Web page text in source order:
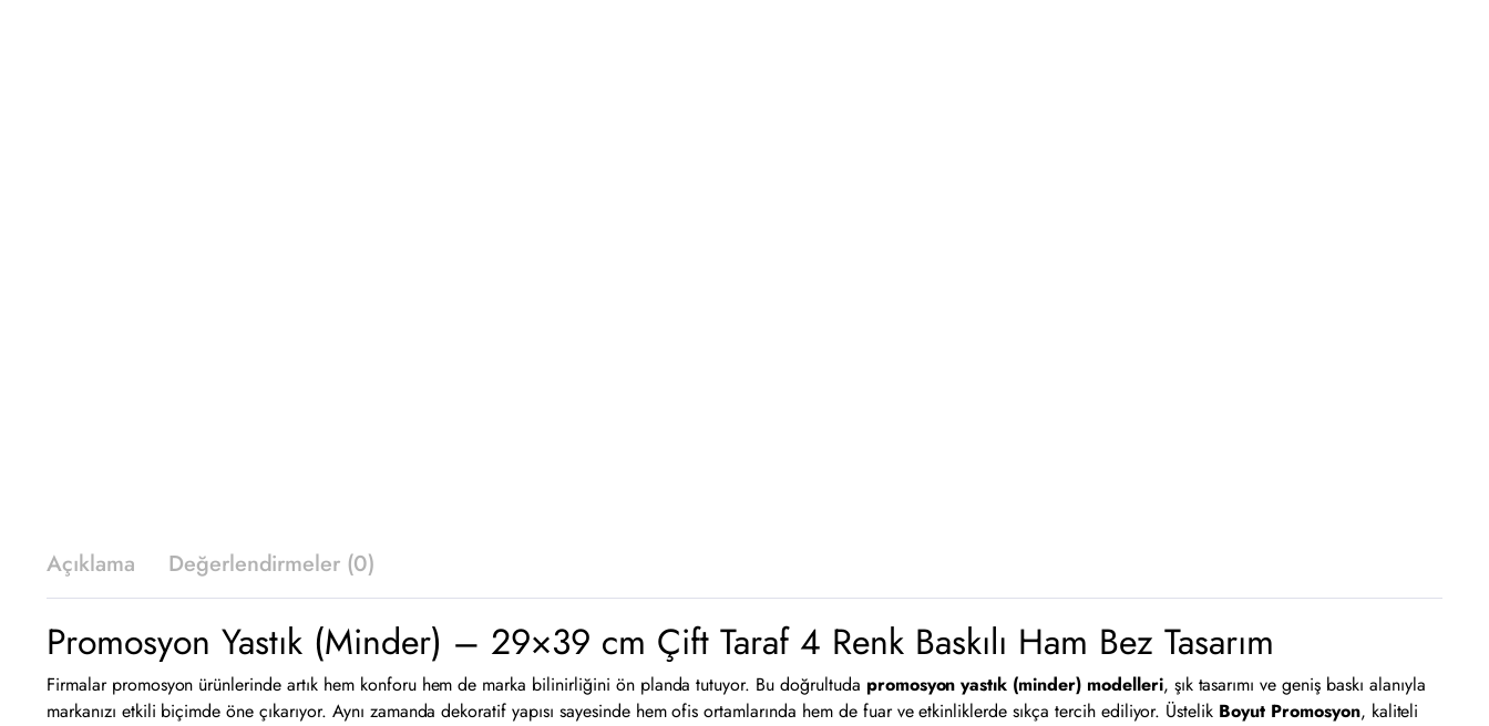
Açıklama Değerlendirmeler (0)
Promosyon Yastık (Minder) – 29×39 cm Çift Taraf 4 Renk Baskılı Ham Bez Tasarım
Firmalar promosyon ürünlerinde artık hem konforu hem de marka bilinirliğini ön planda tutuyor. Bu doğrultuda promosyon yastık (minder) modelleri, şık tasarımı ve geniş baskı alanıyla
markanızı etkili biçimde öne çıkarıyor. Aynı zamanda dekoratif yapısı sayesinde hem ofis ortamlarında hem de fuar ve etkinliklerde sıkça tercih ediliyor. Üstelik Boyut Promosyon, kaliteli